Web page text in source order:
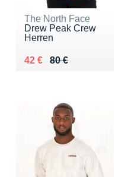
The North Face
Drew Peak Crew
Herren
80 €
Au lieu de 80 €
42 €
Vendu 42 €